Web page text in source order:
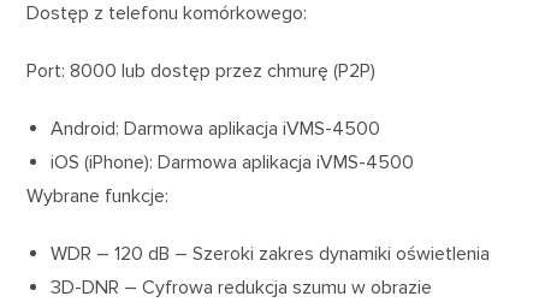
Dostęp z telefonu komórkowego:
Port: 8000 lub dostęp przez chmurę (P2P)
Android: Darmowa aplikacja iVMS-4500
iOS (iPhone): Darmowa aplikacja iVMS-4500
Wybrane funkcje:
WDR – 120 dB – Szeroki zakres dynamiki oświetlenia
3D-DNR – Cyfrowa redukcja szumu w obrazie